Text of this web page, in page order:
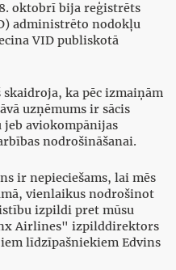
oktobrī bija reģistrēts
administrēto nodokļu
VID publiskotā
ka pēc izmaiņām
uzņēmums ir sācis
jeb aviokompānijas
nodrošināšanai.
ir nepieciešams, lai mēs
vienlaikus nodrošinot
izpildi pret mūsu
Airlines" izpilddirektors
līdzīpašniekiem Edvins